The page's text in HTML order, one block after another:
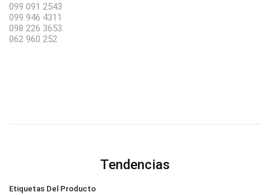
099 091 2543
099 946 4311
098 226 3653
062 960 252
Tendencias
Etiquetas Del Producto